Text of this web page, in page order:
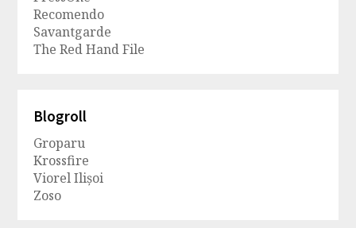
Recomendo
Savantgarde
The Red Hand File
Blogroll
Groparu
Krossfire
Viorel Ilișoi
Zoso